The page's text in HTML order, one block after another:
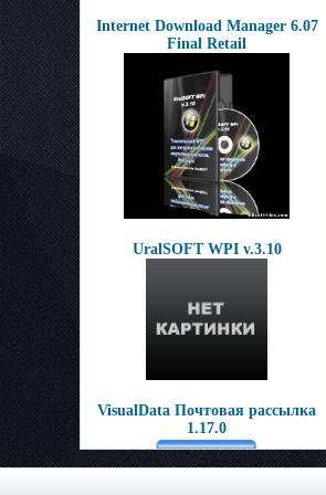
Internet Download Manager 6.07
Final Retail
UralSOFT WPI v.3.10
VisualData Почтовая рассылка
1.17.0